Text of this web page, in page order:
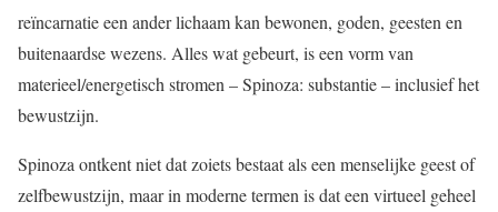
reïncarnatie een ander lichaam kan bewonen, goden, geesten en
buitenaardse wezens. Alles wat gebeurt, is een vorm van
materieel/energetisch stromen – Spinoza: substantie – inclusief het
bewustzijn.
Spinoza ontkent niet dat zoiets bestaat als een menselijke geest of
zelfbewustzijn, maar in moderne termen is dat een virtueel geheel